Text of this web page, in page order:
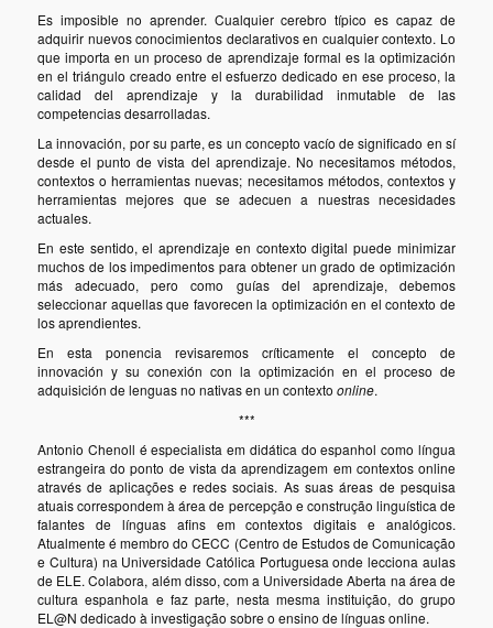
Es imposible no aprender. Cualquier cerebro típico es capaz de
adquirir nuevos conocimientos declarativos en cualquier contexto. Lo
que importa en un proceso de aprendizaje formal es la optimización
en el triángulo creado entre el esfuerzo dedicado en ese proceso, la
calidad del aprendizaje y la durabilidad inmutable de las
competencias desarrolladas.
La innovación, por su parte, es un concepto vacío de significado en sí
desde el punto de vista del aprendizaje. No necesitamos métodos,
contextos o herramientas nuevas; necesitamos métodos, contextos y
herramientas mejores que se adecuen a nuestras necesidades
actuales.
En este sentido, el aprendizaje en contexto digital puede minimizar
muchos de los impedimentos para obtener un grado de optimización
más adecuado, pero como guías del aprendizaje, debemos
seleccionar aquellas que favorecen la optimización en el contexto de
los aprendientes.
En esta ponencia revisaremos críticamente el concepto de
innovación y su conexión con la optimización en el proceso de
adquisición de lenguas no nativas en un contextoonline.
***
Antonio Chenoll é especialista em didática do espanhol como língua
estrangeira do ponto de vista da aprendizagem em contextos online
através de aplicações e redes sociais. As suas áreas de pesquisa
atuais correspondem à área de percepção e construção linguística de
falantes de línguas afins em contextos digitais e analógicos.
Atualmente é membro do CECC (Centro de Estudos de Comunicação
e Cultura) na Universidade Católica Portuguesa onde lecciona aulas
de ELE. Colabora, além disso, com a Universidade Aberta na área de
cultura espanhola e faz parte, nesta mesma instituição, do grupo
EL@N dedicado à investigação sobre o ensino de línguas online.